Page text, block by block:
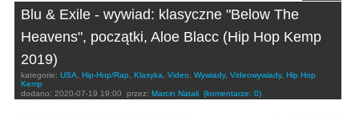
Blu & Exile - wywiad: klasyczne "Below The
Heavens", początki, Aloe Blacc (Hip Hop Kemp
2019)
kategorie: USA Hip-Hop/Rap Klasyka Video Wywiady, Videowywiady, Hip Hop
Kemp
dodano: 2020-07-19 19:00 przez: Marcin Natali (komentarze: 0)